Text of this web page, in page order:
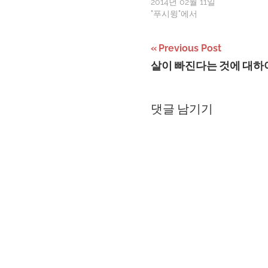
2014년 02월 11일
"푸시윙"에서
글
탐
Previous Post
살이 빠진다는 것에 대하
댓글 남기기